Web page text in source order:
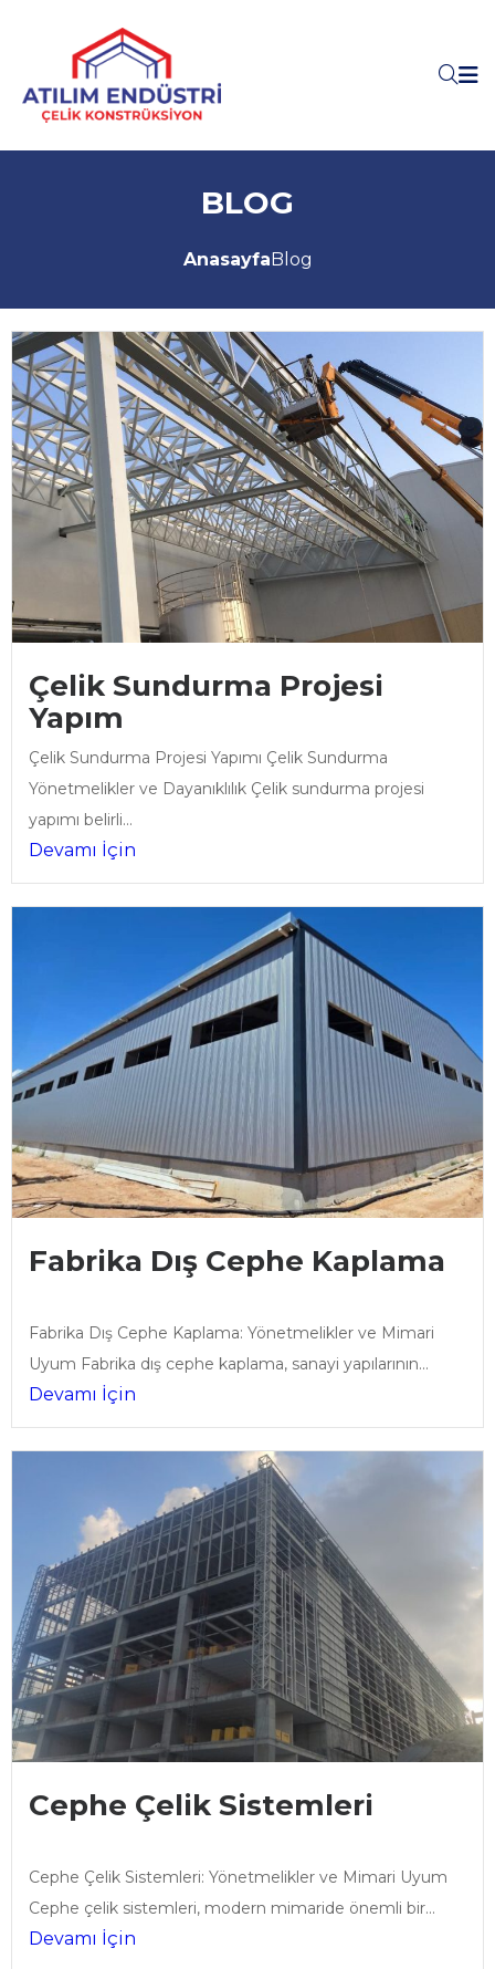
BLOG
AnasayfaBlog
Çelik Sundurma Projesi
Yapım
Çelik Sundurma Projesi Yapımı Çelik Sundurma
Yönetmelikler ve Dayanıklılık Çelik sundurma projesi
yapımı belirli...
Devamı İçin
Fabrika Dış Cephe Kaplama
Fabrika Dış Cephe Kaplama: Yönetmelikler ve Mimari
Uyum Fabrika dış cephe kaplama, sanayi yapılarının...
Devamı İçin
Cephe Çelik Sistemleri
Cephe Çelik Sistemleri: Yönetmelikler ve Mimari Uyum
Cephe çelik sistemleri, modern mimaride önemli bir...
Devamı İçin